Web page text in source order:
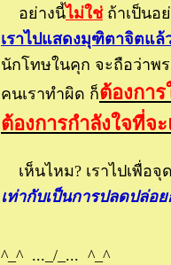
อย่างนี้ไม่ใช่ถ้าเป็นอ
เราไปแสดงมุฑิตาจิตแล้
นักโทษในคุก จะถือว่าพ
คนเราทำผิด ก็ต้องกา
ต้องการกำลังใจที่จ
เห็นไหม? เราไปเพื่อจุ
เท่ากับเป็นการปลดปล่อ
^_^ ..._/_... ^_^